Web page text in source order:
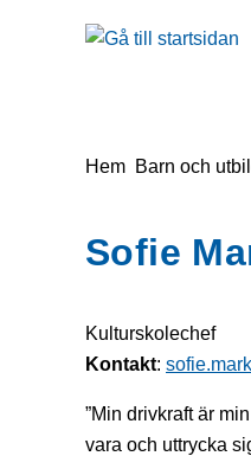
Gå till innehåll
till sidomeny
Du är här:
Hem Barn och
Sofie
Kulturskolechef
Kontakt:
”Min drivkraft är
vara och uttrycka